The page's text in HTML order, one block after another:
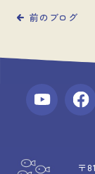
前のブログ
〒